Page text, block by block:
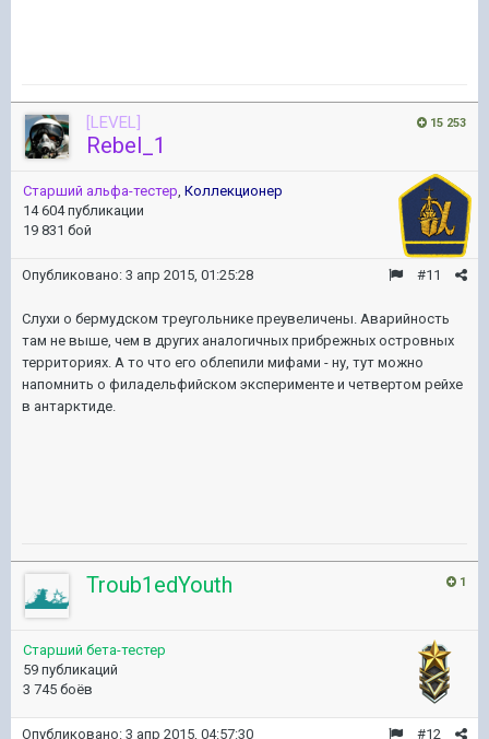
15 253
[LEVEL]
Rebel_1
Старший альфа-тестер Коллекционер
14 604 публикации
19 831 бой
#11
Опубликовано: 3 апр 2015, 01:25:28
Слухи о бермудском треугольнике преувеличены. Аварийность
там не выше, чем в других аналогичных прибрежных островных
территориях. А то что его облепили мифами - ну, тут можно
напомнить о филадельфийском эксперименте и четвертом рейхе
в антарктиде.
1
Troub1edYouth
Старший бета-тестер
59 публикаций
3 745 боёв
#12
Опубликовано: 3 апр 2015, 04:57:30